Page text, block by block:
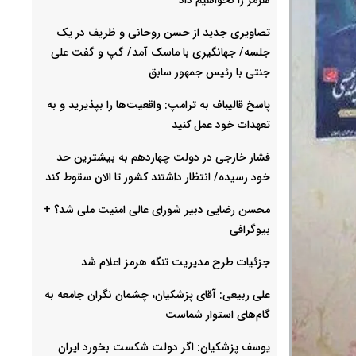
تصاویری جدید از حسن روحانی و ظریف در یک
جلسه/ جهانگیری با ماسک آمد/ گپ و گفت علی
جنتی با رئیس جمهور سابق
پاسخ قالیباف به ترامپ: واقعیت‌ها را بپذیرید و به
تعهدات خود عمل کنید
فشار خارجی در دولت چهاردهم به بیشترین حد
خود رسیده/ انتظار داشتند کشور تا الان سقوط کند
محسن رضایی دبیر شورای عالی امنیت ملی شد؟ +
بیوگرافی
جزئیات طرح مدیریت تنگه هرمز اعلام شد
علی ربیعی: آقای پزشکیان، چشمان نگران جامعه به
گام‌های استوار شماست
یوسف پزشکیان: اگر دولت شکست بخورد ایران